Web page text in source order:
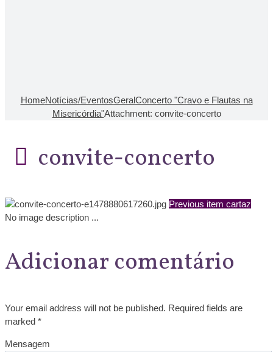
HomeNotícias/EventosGeralConcerto "Cravo e Flautas na
Misericórdia"Attachment: convite-concerto
convite-concerto
Previous item cartaz
No image description ...
Adicionar comentário
Your email address will not be published. Required fields are
marked *
Mensagem